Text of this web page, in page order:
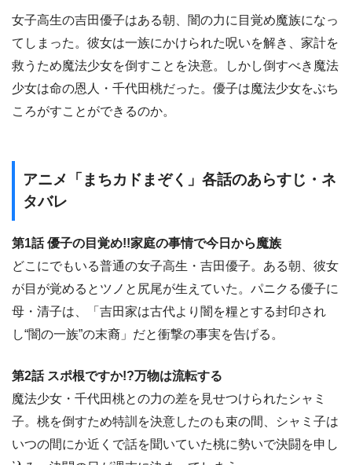
女子高生の吉田優子はある朝、闇の力に目覚め魔族になっ
てしまった。彼女は一族にかけられた呪いを解き、家計を
救うため魔法少女を倒すことを決意。しかし倒すべき魔法
少女は命の恩人・千代田桃だった。優子は魔法少女をぶち
ころがすことができるのか。
アニメ「まちカドまぞく」各話のあらすじ・ネ
タバレ
第1話 優子の目覚め!!家庭の事情で今日から魔族
どこにでもいる普通の女子高生・吉田優子。ある朝、彼女
が目が覚めるとツノと尻尾が生えていた。パニクる優子に
母・清子は、「吉田家は古代より闇を糧とする封印され
し“闇の一族”の末裔」だと衝撃の事実を告げる。
第2話 スポ根ですか!?万物は流転する
魔法少女・千代田桃との力の差を見せつけられたシャミ
子。桃を倒すため特訓を決意したのも束の間、シャミ子は
いつの間にか近くで話を聞いていた桃に勢いで決闘を申し